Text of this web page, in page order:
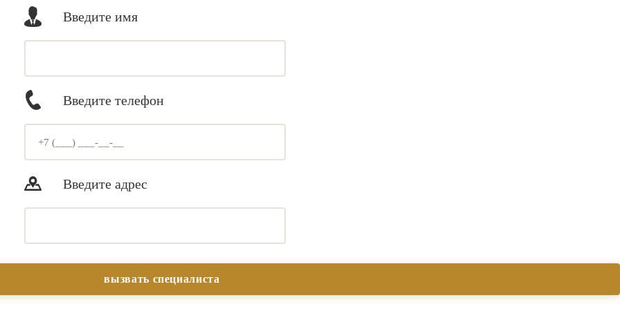
Введите имя
Введите телефон
Введите адрес